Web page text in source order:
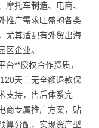
摩托车制造、电商、
推广需求旺盛的各类
尤其适配有外贸出海
区企业。
**授权合作资质，
天三无全额退款保
支持，售后体系完
商专属推广方案，贴
算分配，实现资产型